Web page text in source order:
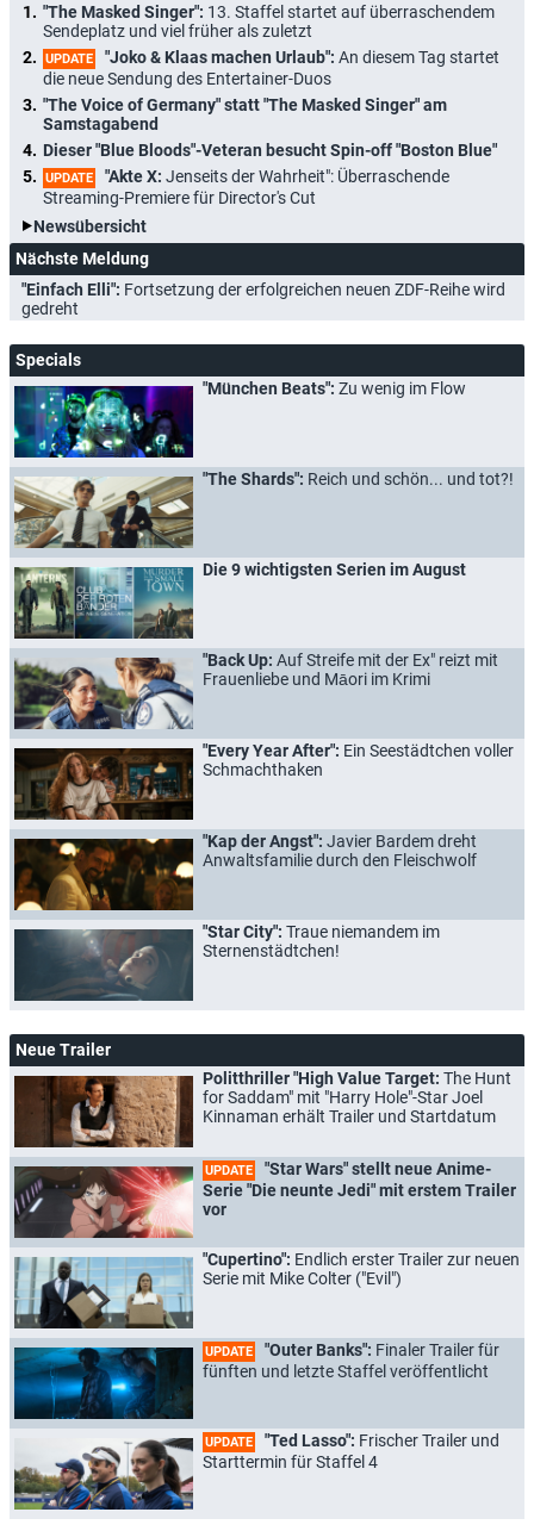
"The Masked Singer": 13. Staffel startet auf überraschendem
Sendeplatz und viel früher als zuletzt
UPDATE "Joko & Klaas machen Urlaub": An diesem Tag startet
die neue Sendung des Entertainer-Duos
"The Voice of Germany" statt "The Masked Singer" am
Samstagabend
Dieser "Blue Bloods"-Veteran besucht Spin-off "Boston Blue"
UPDATE "Akte X: Jenseits der Wahrheit": Überraschende
Streaming-Premiere für Director's Cut
Newsübersicht
Nächste Meldung
"Einfach Elli": Fortsetzung der erfolgreichen neuen ZDF-Reihe wird
gedreht
Specials
"München Beats": Zu wenig im Flow
"The Shards": Reich und schön... und tot?!
Die 9 wichtigsten Serien im August
"Back Up: Auf Streife mit der Ex" reizt mit
Frauenliebe und Māori im Krimi
"Every Year After": Ein Seestädtchen voller
Schmachthaken
"Kap der Angst": Javier Bardem dreht
Anwaltsfamilie durch den Fleischwolf
"Star City": Traue niemandem im
Sternenstädtchen!
Neue Trailer
Politthriller "High Value Target: The Hunt
for Saddam" mit "Harry Hole"-Star Joel
Kinnaman erhält Trailer und Startdatum
UPDATE
"Star Wars" stellt neue Anime-
Serie "Die neunte Jedi" mit erstem Trailer
vor
"Cupertino": Endlich erster Trailer zur neuen
Serie mit Mike Colter ("Evil")
UPDATE "Outer Banks": Finaler Trailer für
fünften und letzte Staffel veröffentlicht
UPDATE "Ted Lasso": Frischer Trailer und
Starttermin für Staffel 4